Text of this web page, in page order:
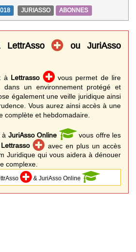
JURIASSO ABONNES
LettrAsso
ou JuriAsso
à Lettrasso
vous permet de lire
dans un environnement protégé et
également une veille juridique ainsi
Vous aurez ainsi accès à une
complète et hebdomadaire.
à JuriAsso Online
vous offre les
Lettrasso
avec en plus un accès
Juridique qui vous aidera à dénouer
complexe.
& JuriAsso Online